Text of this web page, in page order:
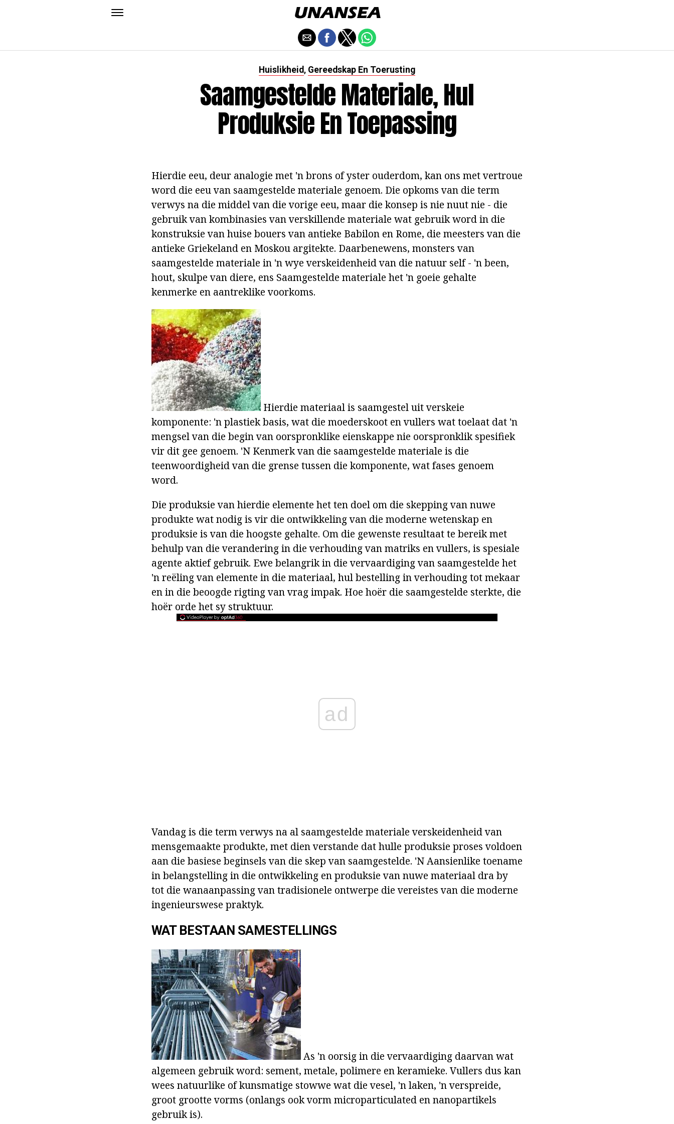
Huislikheid, Gereedskap En Toerusting
Saamgestelde Materiale, Hul
Produksie En Toepassing
Hierdie eeu, deur analogie met 'n brons of yster ouderdom, kan ons met vertroue
word die eeu van saamgestelde materiale genoem. Die opkoms van die term
verwys na die middel van die vorige eeu, maar die konsep is nie nuut nie - die
gebruik van kombinasies van verskillende materiale wat gebruik word in die
konstruksie van huise bouers van antieke Babilon en Rome, die meesters van die
antieke Griekeland en Moskou argitekte. Daarbenewens, monsters van
saamgestelde materiale in 'n wye verskeidenheid van die natuur self - 'n been,
hout, skulpe van diere, ens Saamgestelde materiale het 'n goeie gehalte
kenmerke en aantreklike voorkoms.
Hierdie materiaal is saamgestel uit verskeie
komponente: 'n plastiek basis, wat die moederskoot en vullers wat toelaat dat 'n
mengsel van die begin van oorspronklike eienskappe nie oorspronklik spesifiek
vir dit gee genoem. 'N Kenmerk van die saamgestelde materiale is die
teenwoordigheid van die grense tussen die komponente, wat fases genoem
word.
Die produksie van hierdie elemente het ten doel om die skepping van nuwe
produkte wat nodig is vir die ontwikkeling van die moderne wetenskap en
produksie is van die hoogste gehalte. Om die gewenste resultaat te bereik met
behulp van die verandering in die verhouding van matriks en vullers, is spesiale
agente aktief gebruik. Ewe belangrik in die vervaardiging van saamgestelde het
'n reëling van elemente in die materiaal, hul bestelling in verhouding tot mekaar
en in die beoogde rigting van vrag impak. Hoe hoër die saamgestelde sterkte, die
hoër orde het sy struktuur.
ad
Vandag is die term verwys na al saamgestelde materiale verskeidenheid van
mensgemaakte produkte, met dien verstande dat hulle produksie proses voldoen
aan die basiese beginsels van die skep van saamgestelde. 'N Aansienlike toename
in belangstelling in die ontwikkeling en produksie van nuwe materiaal dra by
tot die wanaanpassing van tradisionele ontwerpe die vereistes van die moderne
ingenieurswese praktyk.
WAT BESTAAN SAMESTELLINGS
As 'n oorsig in die vervaardiging daarvan wat
algemeen gebruik word: sement, metale, polimere en keramieke. Vullers dus kan
wees natuurlike of kunsmatige stowwe wat die vesel, 'n laken, 'n verspreide,
groot grootte vorms (onlangs ook vorm microparticulated en nanopartikels
gebruik is).